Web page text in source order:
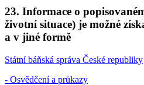
23. Informace o
životní situace) je možné
a v jiné formě
Státní báňská správa České republiky
- Osvědčení a průkazy